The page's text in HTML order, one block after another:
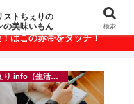
もんが満載！
はこの赤帯をタッチ！
ちぇり info（生活情報）
ストちぇりの
の美味いもん
検索